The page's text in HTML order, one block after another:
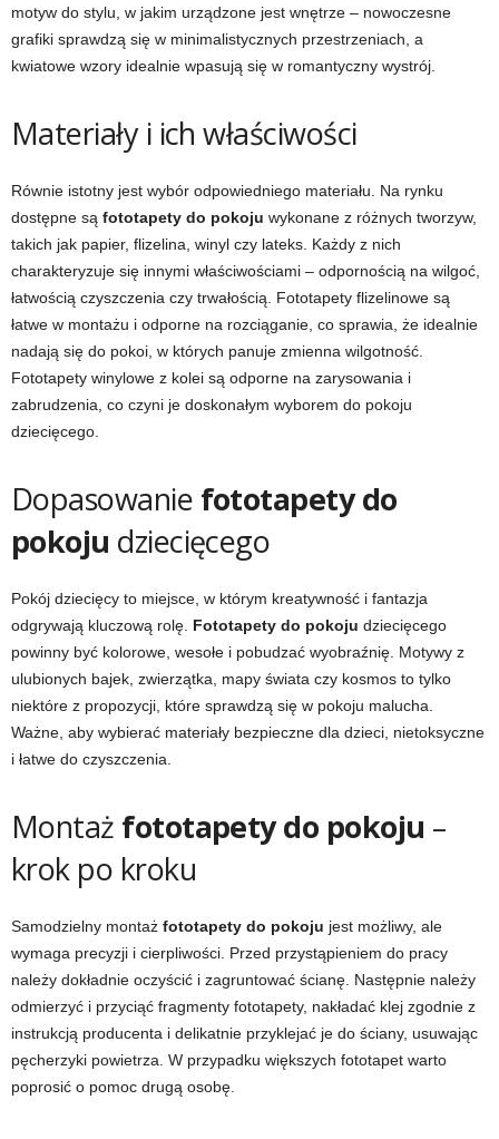
motyw do stylu, w jakim urządzone jest wnętrze – nowoczesne
grafiki sprawdzą się w minimalistycznych przestrzeniach, a
kwiatowe wzory idealnie wpasują się w romantyczny wystrój.
Materiały i ich właściwości
Równie istotny jest wybór odpowiedniego materiału. Na rynku
dostępne są fototapety do pokoju wykonane z różnych tworzyw,
takich jak papier, flizelina, winyl czy lateks. Każdy z nich
charakteryzuje się innymi właściwościami – odpornością na wilgoć,
łatwością czyszczenia czy trwałością. Fototapety flizelinowe są
łatwe w montażu i odporne na rozciąganie, co sprawia, że idealnie
nadają się do pokoi, w których panuje zmienna wilgotność.
Fototapety winylowe z kolei są odporne na zarysowania i
zabrudzenia, co czyni je doskonałym wyborem do pokoju
dziecięcego.
Dopasowanie fototapety do
pokoju dziecięcego
Pokój dziecięcy to miejsce, w którym kreatywność i fantazja
odgrywają kluczową rolę. Fototapety do pokoju dziecięcego
powinny być kolorowe, wesołe i pobudzać wyobraźnię. Motywy z
ulubionych bajek, zwierzątka, mapy świata czy kosmos to tylko
niektóre z propozycji, które sprawdzą się w pokoju malucha.
Ważne, aby wybierać materiały bezpieczne dla dzieci, nietoksyczne
i łatwe do czyszczenia.
Montaż fototapety do pokoju –
krok po kroku
Samodzielny montaż fototapety do pokoju jest możliwy, ale
wymaga precyzji i cierpliwości. Przed przystąpieniem do pracy
należy dokładnie oczyścić i zagruntować ścianę. Następnie należy
odmierzyć i przyciąć fragmenty fototapety, nakładać klej zgodnie z
instrukcją producenta i delikatnie przyklejać je do ściany, usuwając
pęcherzyki powietrza. W przypadku większych fototapet warto
poprosić o pomoc drugą osobę.